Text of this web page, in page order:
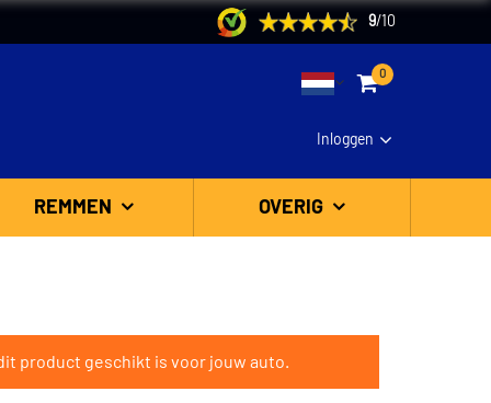
9/ 10
0
Inloggen
REMMEN OVERIG
product geschikt is voor jouw auto.